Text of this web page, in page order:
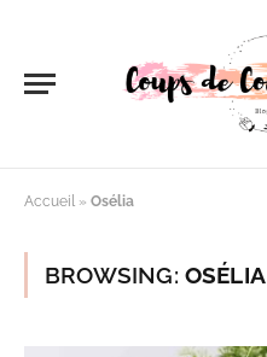
Accueil » Osélia
BROWSING: OSÉLIA